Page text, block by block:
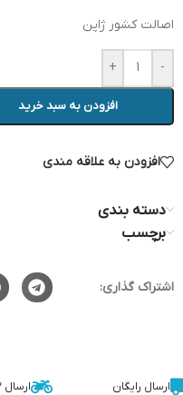
اصالت کشور ژاپن
-
+
افزودن به سبد خرید
افزودن به علاقه مندی
دسته بندی
برچسب
اشتراک گذاری:
ارسال رایگان ارسال 3 ساعته